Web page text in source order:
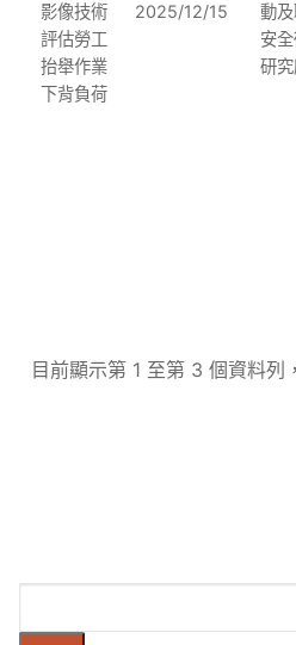
影像技術
評估勞工
抬舉作業
下背負荷
2025/12/15
動
安
研
目前顯示第 1 至第 3 個資料列
尋